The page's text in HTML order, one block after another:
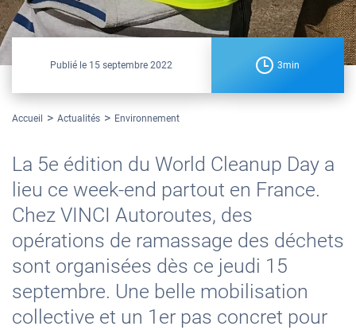
Publié le 15 septembre 2022 3min
Accueil Actualités Environnement
La 5e édition du World Cleanup Day a
lieu ce week-end partout en France.
Chez VINCI Autoroutes, des
opérations de ramassage des déchets
sont organisées dès ce jeudi 15
septembre. Une belle mobilisation
collective et un 1er pas concret pour